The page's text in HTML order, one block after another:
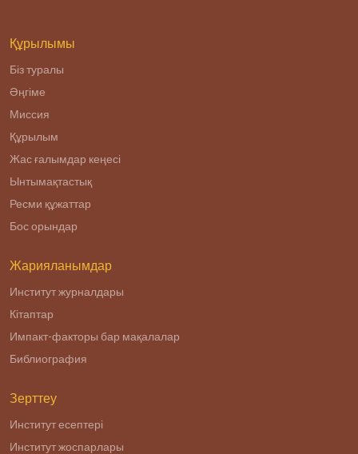
высшег
Құрылымы
Біз туралы
Әңгіме
Миссия
Құрылым
Жас ғалымдар кеңесі
Ынтымақтастық
Ресми құжаттар
Бос орындар
Жарияланымдар
Институт журналдары
Кітаптар
Импакт-факторы бар мақалалар
Библиография
Зерттеу
Институт есептері
Институт жоспарлары